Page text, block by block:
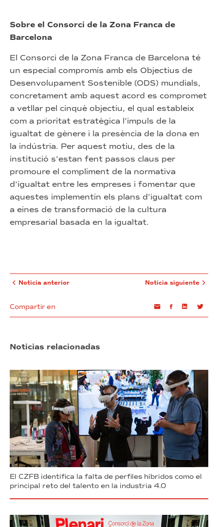
Sobre el Consorci de la Zona Franca de
Barcelona
El Consorci de la Zona Franca de Barcelona té
un especial compromís amb els Objectius de
Desenvolupament Sostenible (ODS) mundials,
concretament amb aquest acord es compromet
a vetllar pel cinquè objectiu, el qual estableix
com a prioritat estratègica l’impuls de la
igualtat de gènere i la presència de la dona en
la indústria. Per aquest motiu, des de la
institució s’estan fent passos claus per
promoure el compliment de la normativa
d’igualtat entre les empreses i fomentar que
aquestes implementin els plans d’igualtat com
a eines de transformació de la cultura
empresarial basada en la igualtat.
Noticia anterior
Compartir en EmailFacebookLinkedin
Noticia siguiente
Noticias relacionadas
El CZFB identifica la falta de perfiles híbridos como el
principal reto del talento en la industria 4.0